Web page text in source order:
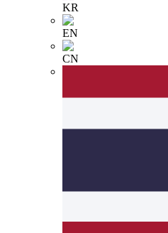
KR
EN
CN